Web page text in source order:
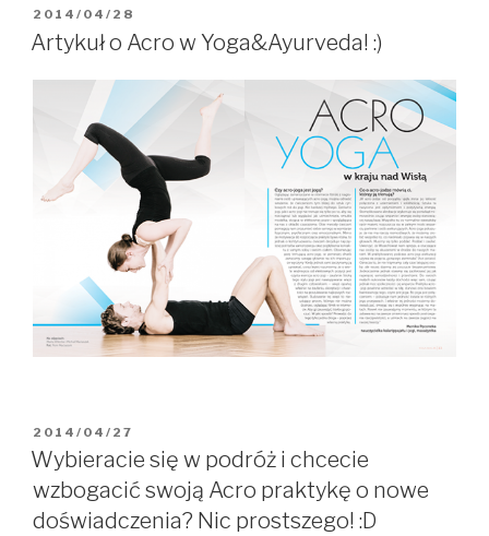
OPUBLIKOWANE
W
2014/04/28
Artykuł o Acro w Yoga&Ayurveda! :)
OPUBLIKOWANE
W
2014/04/27
Wybieracie się w podróż i chcecie
wzbogacić swoją Acro praktykę o nowe
doświadczenia? Nic prostszego! :D